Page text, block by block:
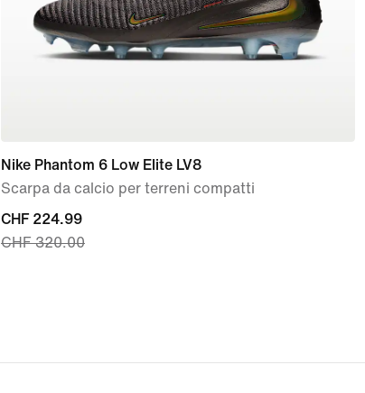
Nike Phantom 6 Low Elite LV8
Scarpa da calcio per terreni compatti
current
price
CHF 224.99
CHF 320.00